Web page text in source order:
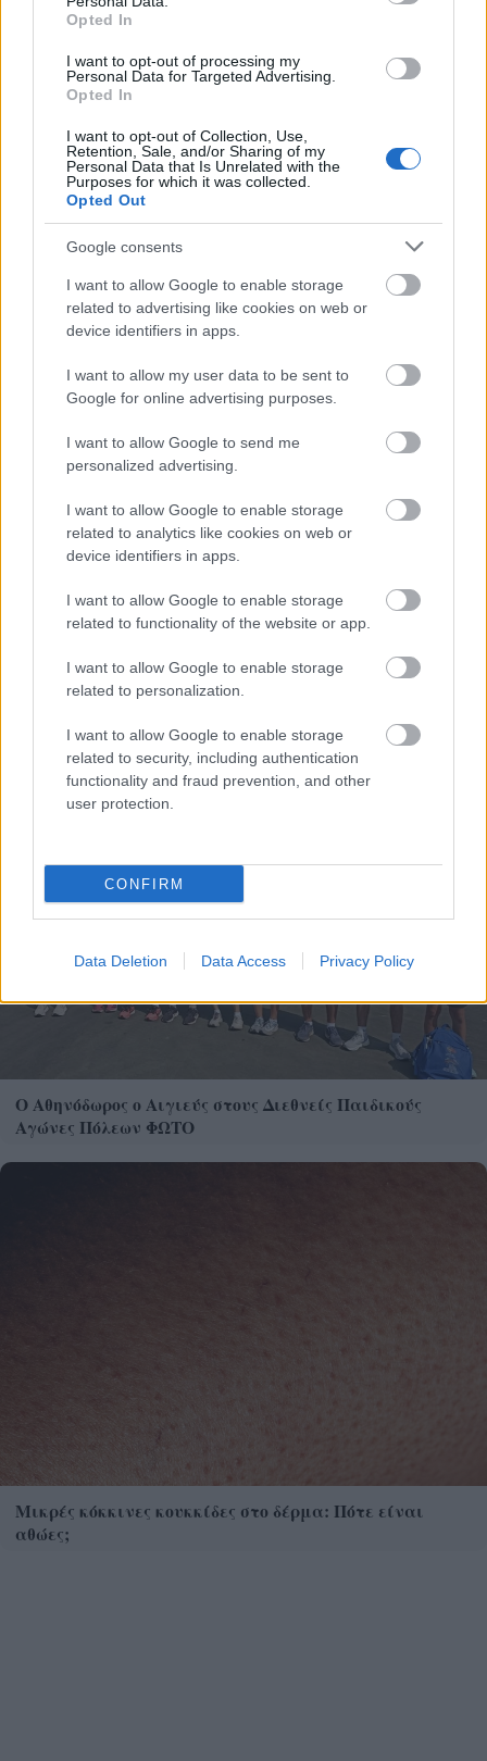
Opted In
I want to opt-out of processing my
Personal Data for Targeted Advertising.
Opted In
I want to opt-out of Collection, Use,
Retention, Sale, and/or Sharing of my
Personal Data that Is Unrelated with the
Purposes for which it was collected.
Opted Out
Google consents
I want to allow Google to enable storage
related to advertising like cookies on web or
device identifiers in apps.
I want to allow my user data to be sent to
Google for online advertising purposes.
I want to allow Google to send me
personalized advertising.
I want to allow Google to enable storage
related to analytics like cookies on web or
device identifiers in apps.
I want to allow Google to enable storage
related to functionality of the website or app.
I want to allow Google to enable storage
related to personalization.
I want to allow Google to enable storage
related to security, including authentication
functionality and fraud prevention, and other
user protection.
CONFIRM
Data Deletion Data Access Privacy Policy
Μετάλλιο για τον Γυμναστικό Σύλλογο Δύμης στο
Πανελλήνιο Πρωτάθλημα Πίστας
Ελαστικά & Καλοκαίρι: Πώς να ελέγξετε τα λάστιχα
Ο Αθηνόδωρος ο Αιγιεύς στους Διεθνείς Παιδικούς
Αγώνες Πόλεων ΦΩΤΟ
Μικρές κόκκινες κουκκίδες στο δέρμα: Πότε είναι
αθώες;